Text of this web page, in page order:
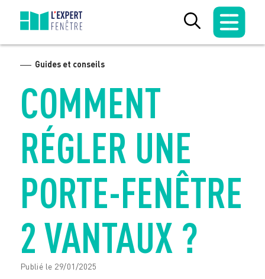
content
Guides et conseils
COMMENT
RÉGLER UNE
PORTE-FENÊTRE
2 VANTAUX ?
Publié le 29/01/2025